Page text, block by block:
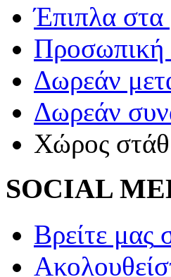
Έπιπλα στα
Προσωπική
Δωρεάν
Δωρεάν
Χώρος
SOCIAL
Βρείτε μας